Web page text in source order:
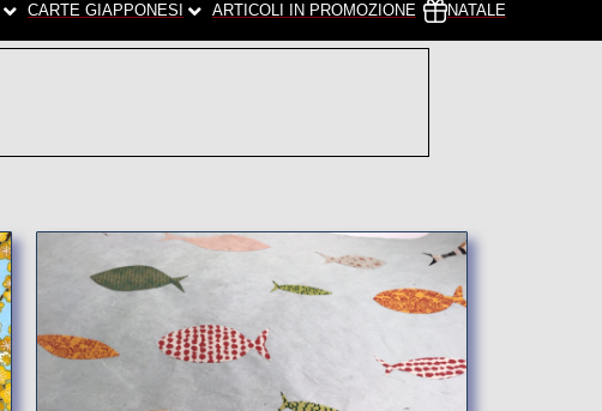
CARTE GIAPPONESI ARTICOLI IN PROMOZIONE NATALE